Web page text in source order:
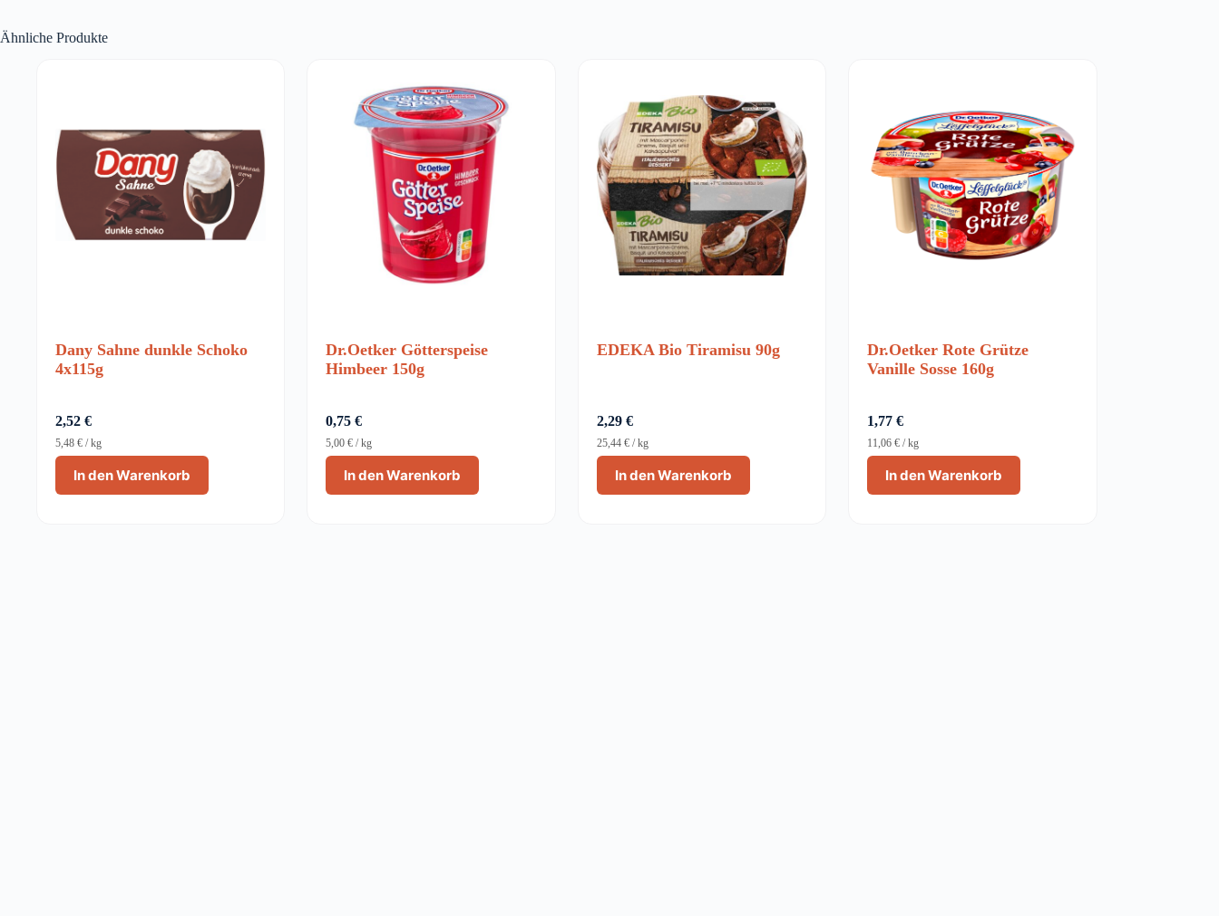
Ähnliche Produkte
Dany Sahne dunkle Schoko
4x115g
2,52 €
In den Warenkorb
5,48 € /kg
Dr.Oetker Götterspeise
Himbeer 150g
0,75€
In den Warenkorb
5,00€ /kg
EDEKA Bio Tiramisu 90g
2,29 €
In den Warenkorb
25,44 €/kg
Dr.Oetker Rote Grütze
Vanille Sosse 160g
1,77€
In den Warenkorb
11,06€ /kg